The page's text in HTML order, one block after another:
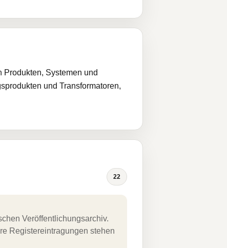
Systemen und
und Transformatoren,
22
Veröffentlichungsarchiv.
Registereintragungen stehen